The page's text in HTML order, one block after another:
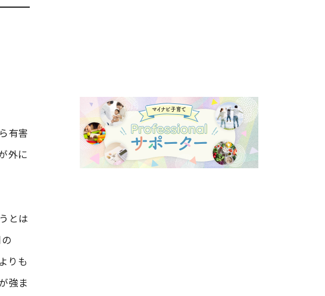
有害
外に
とは
りも
強ま